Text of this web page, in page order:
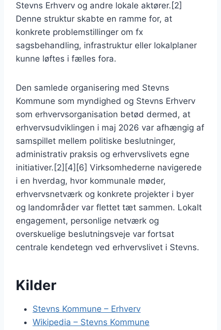
Stevns Erhverv og andre lokale aktører.[2]
Denne struktur skabte en ramme for, at
konkrete problemstillinger om fx
sagsbehandling, infrastruktur eller lokalplaner
kunne løftes i fælles fora.
Den samlede organisering med Stevns
Kommune som myndighed og Stevns Erhverv
som erhvervsorganisation betød dermed, at
erhvervsudviklingen i maj 2026 var afhængig af
samspillet mellem politiske beslutninger,
administrativ praksis og erhvervslivets egne
initiativer.[2][4][6] Virksomhederne navigerede
i en hverdag, hvor kommunale møder,
erhvervsnetværk og konkrete projekter i byer
og landområder var flettet tæt sammen. Lokalt
engagement, personlige netværk og
overskuelige beslutningsveje var fortsat
centrale kendetegn ved erhvervslivet i Stevns.
Kilder
Stevns Kommune – Erhverv
Wikipedia – Stevns Kommune